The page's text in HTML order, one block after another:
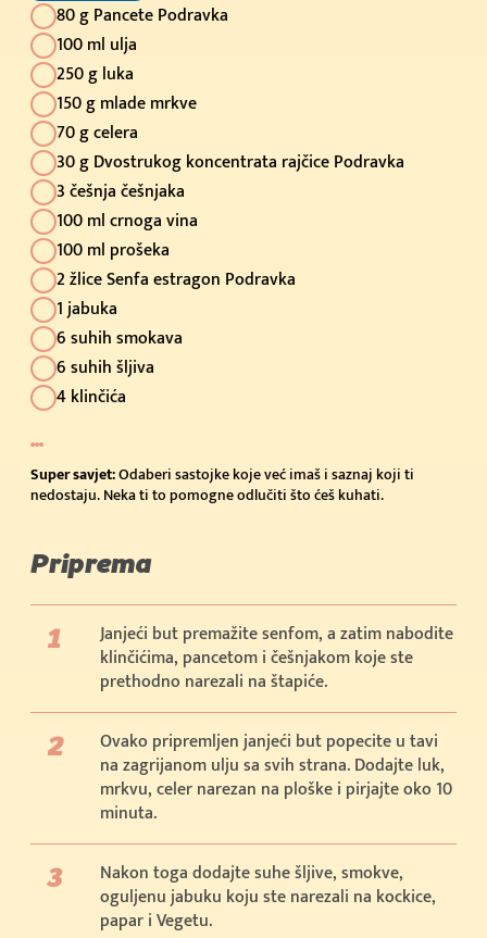
80 g Pancete Podravka
100 ml ulja
250 g luka
150 g mlade mrkve
70 g celera
30 g Dvostrukog koncentrata rajčice Podravka
3 češnja češnjaka
100 ml crnoga vina
100 ml prošeka
2 žlice Senfa estragon Podravka
1 jabuka
6 suhih smokava
6 suhih šljiva
4 klinčića
Super savjet:Odaberi sastojke koje već imaš i saznaj koji ti
nedostaju. Neka ti to pomogne odlučiti što ćeš kuhati.
Priprema
Janjeći but premažite senfom, a zatim nabodite
klinčićima, pancetom i češnjakom koje ste
prethodno narezali na štapiće.
Ovako pripremljen janjeći but popecite u tavi
na zagrijanom ulju sa svih strana. Dodajte luk,
mrkvu, celer narezan na ploške i pirjajte oko 10
minuta.
Nakon toga dodajte suhe šljive, smokve,
oguljenu jabuku koju ste narezali na kockice,
papar i Vegetu.